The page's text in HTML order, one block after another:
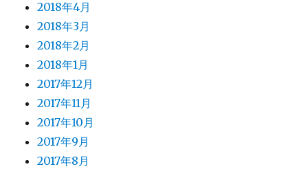
2018年4月
2018年3月
2018年2月
2018年1月
2017年12月
2017年11月
2017年10月
2017年9月
2017年8月